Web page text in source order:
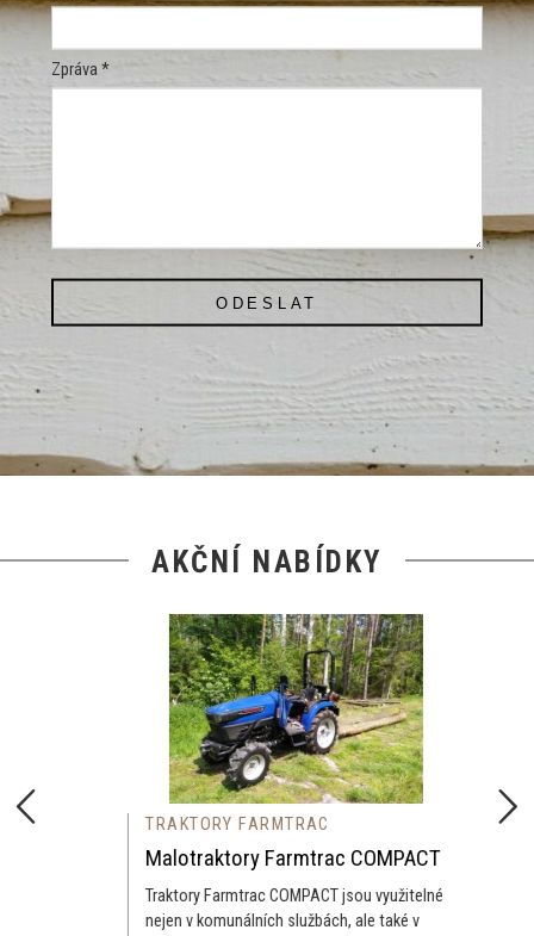
Zpráva *
ODESLAT
AKČNÍ NABÍDKY
TRAKTORY FARMTRAC
Malotraktory Farmtrac COMPACT
Traktory Farmtrac COMPACT jsou využitelné
nejen v komunálních službách, ale také v